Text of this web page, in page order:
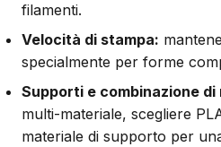
filamenti.
Velocità di stampa:
specialmente per forme
Supporti e combinazione di
multi-materiale, scegliere
materiale di supporto per